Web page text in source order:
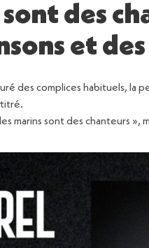
des
et
des complices habituels, la
marins sont des chanteurs »,